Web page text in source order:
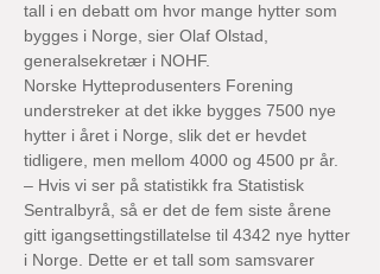
tall i en debatt om hvor mange hytter som
bygges i Norge, sier Olaf Olstad,
generalsekretær i NOHF.
Norske Hytteprodusenters Forening
understreker at det ikke bygges 7500 nye
hytter i året i Norge, slik det er hevdet
tidligere, men mellom 4000 og 4500 pr år.
– Hvis vi ser på statistikk fra Statistisk
Sentralbyrå, så er det de fem siste årene
gitt igangsettingstillatelse til 4342 nye hytter
i Norge. Dette er et tall som samsvarer